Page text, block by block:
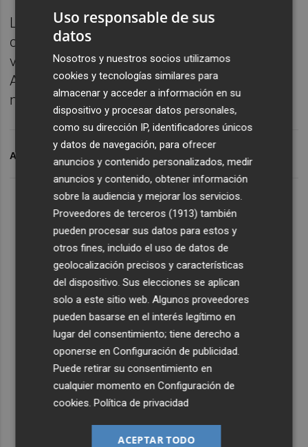
La primera jornada del torneo, aunque en su
categoría femenina, se complementa este
viernes con el duelo entre el VOC
Amsterdam neerlandés y el Sola HK
noruego.
ARCHIVADO EN BALONMANO BENIDORM
Uso responsable de sus
datos
Nosotros y nuestros socios utilizamos
cookies y tecnologías similares para
almacenar y acceder a información en su
dispositivo y procesar datos personales,
como su dirección IP, identificadores únicos
y datos de navegación, para ofrecer
anuncios y contenido personalizados, medir
anuncios y contenido, obtener información
sobre la audiencia y mejorar los servicios.
Proveedores de terceros (1913) también
pueden procesar sus datos para estos y
otros fines, incluido el uso de datos de
geolocalización precisos y características
del dispositivo. Sus elecciones se aplican
solo a este sitio web. Algunos proveedores
pueden basarse en el interés legítimo en
lugar del consentimiento; tiene derecho a
oponerse enConfiguración de publicidad
Puede retirar su consentimiento en
cualquier momento enConfiguración de
cookies .Política de privacidad
ACEPTAR TODO